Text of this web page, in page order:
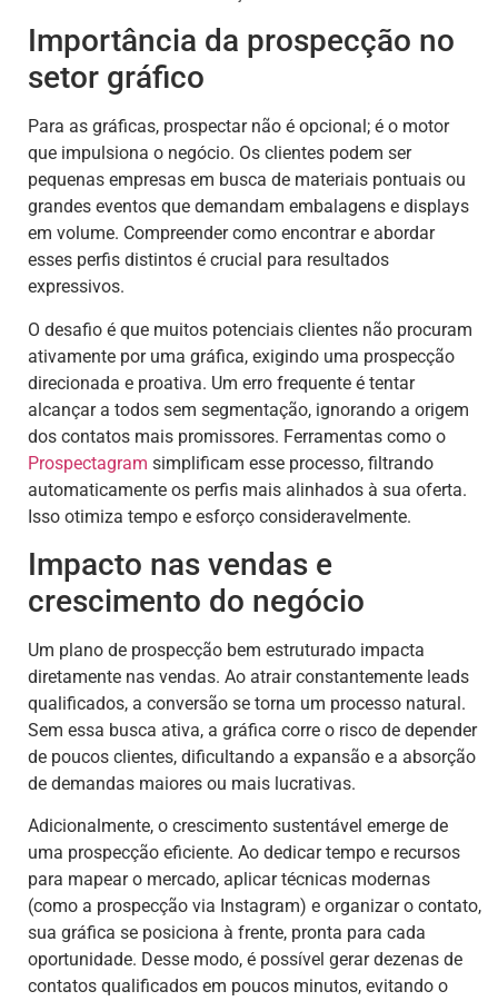
Importância da prospecção no
setor gráfico
Para as gráficas, prospectar não é opcional; é o motor
que impulsiona o negócio. Os clientes podem ser
pequenas empresas em busca de materiais pontuais ou
grandes eventos que demandam embalagens e displays
em volume. Compreender como encontrar e abordar
esses perfis distintos é crucial para resultados
expressivos.
O desafio é que muitos potenciais clientes não procuram
ativamente por uma gráfica, exigindo uma prospecção
direcionada e proativa. Um erro frequente é tentar
alcançar a todos sem segmentação, ignorando a origem
dos contatos mais promissores. Ferramentas como o
Prospectagram simplificam esse processo, filtrando
automaticamente os perfis mais alinhados à sua oferta.
Isso otimiza tempo e esforço consideravelmente.
Impacto nas vendas e
crescimento do negócio
Um plano de prospecção bem estruturado impacta
diretamente nas vendas. Ao atrair constantemente leads
qualificados, a conversão se torna um processo natural.
Sem essa busca ativa, a gráfica corre o risco de depender
de poucos clientes, dificultando a expansão e a absorção
de demandas maiores ou mais lucrativas.
Adicionalmente, o crescimento sustentável emerge de
uma prospecção eficiente. Ao dedicar tempo e recursos
para mapear o mercado, aplicar técnicas modernas
(como a prospecção via Instagram) e organizar o contato,
sua gráfica se posiciona à frente, pronta para cada
oportunidade. Desse modo, é possível gerar dezenas de
contatos qualificados em poucos minutos, evitando o